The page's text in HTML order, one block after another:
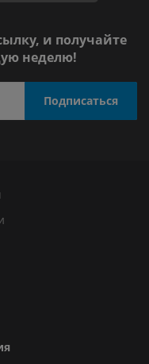
и получайте
неделю!